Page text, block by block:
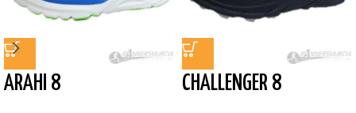
ARAHI 8 CHALLENGER 8